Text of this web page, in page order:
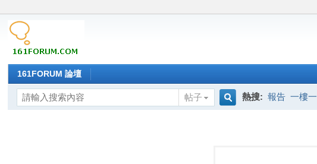
161FORUM 論壇
帖子
熱搜: 報告 一樓一